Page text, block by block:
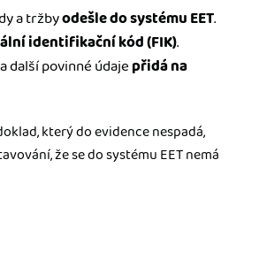
a tržbyodešle do systému EET.
identifikační kód (FIK).
další povinné údajepřidá na
který do evidence nespadá,
že se do systému EET nemá